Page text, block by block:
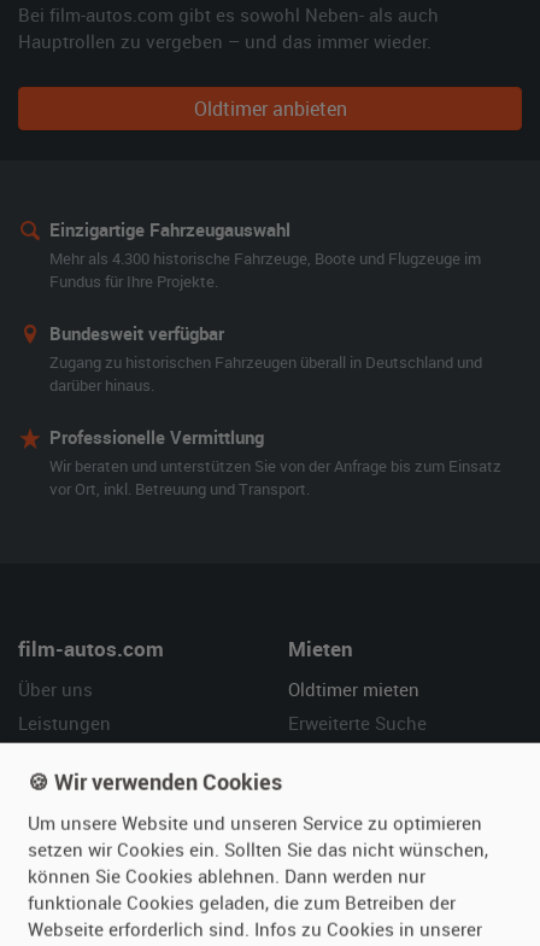
Bei film-autos.com gibt es sowohl Neben- als auch
Hauptrollen zu vergeben – und das immer wieder.
Oldtimer anbieten
Einzigartige Fahrzeugauswahl
Mehr als 4.300 historische Fahrzeuge, Boote und Flugzeuge im
Fundus für Ihre Projekte.
Bundesweit verfügbar
Zugang zu historischen Fahrzeugen überall in Deutschland und
darüber hinaus.
Professionelle Vermittlung
Wir beraten und unterstützen Sie von der Anfrage bis zum Einsatz
vor Ort, inkl. Betreuung und Transport.
film-autos.com
Über uns
Leistungen
Kundenmeinungen
Mieten
Oldtimer mieten
Erweiterte Suche
Vermieten
Oldtimer anmelden
Fotos senden
Hilfe
Häufige Fragen (FAQ)
So funktioniert's
🍪 Wir verwenden Cookies
Um unsere Website und unseren Service zu optimieren
setzen wir Cookies ein. Sollten Sie das nicht wünschen,
können Sie Cookies ablehnen. Dann werden nur
funktionale Cookies geladen, die zum Betreiben der
Webseite erforderlich sind. Infos zu Cookies in unserer